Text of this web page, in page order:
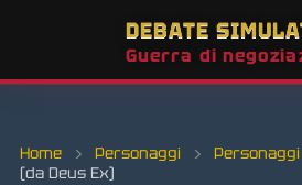
DEBATE
Guerra di
Home › Personaggi ›
(da Deus Ex)